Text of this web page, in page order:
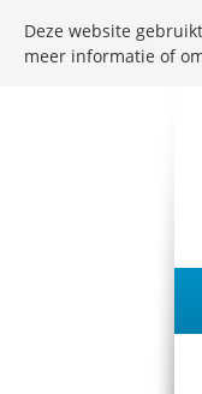
Deze website
meer informatie of